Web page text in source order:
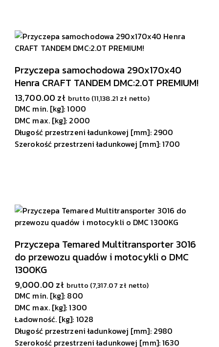
Przyczepa samochodowa 290x170x40
Henra CRAFT TANDEM DMC:2.0T PREMIUM!
13,700.00 zł brutto (11,138.21 zł netto)
DMC min. [kg]: 1000
DMC max. [kg]: 2000
Długość przestrzeni ładunkowej [mm]: 2900
Szerokość przestrzeni ładunkowej [mm]: 1700
Przyczepa Temared Multitransporter 3016
do przewozu quadów i motocykli o DMC
1300KG
9,000.00 zł brutto (7,317.07 zł netto)
DMC min. [kg]: 800
DMC max. [kg]: 1300
Ładowność. [kg]: 1028
Długość przestrzeni ładunkowej [mm]: 2980
Szerokość przestrzeni ładunkowej [mm]: 1630